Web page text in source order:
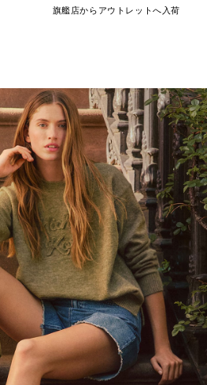
旗艦店からアウトレットへ入荷